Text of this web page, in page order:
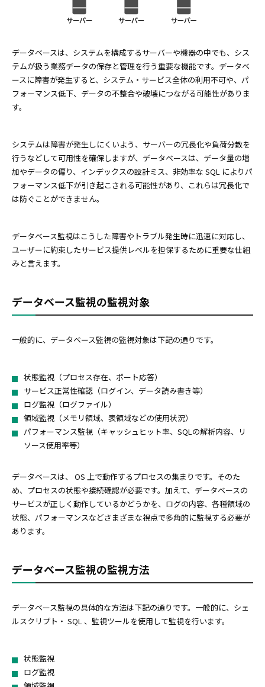
データベースは、システムを構成するサーバーや機器の中でも、シス
テムが扱う業務データの保存と管理を行う重要な機能です。データベ
ースに障害が発生すると、システム・サービス全体の利用不可や、パ
フォーマンス低下、データの不整合や破壊につながる可能性がありま
す。
システムは障害が発生しにくいよう、サーバーの冗長化や負荷分散を
行うなどして可用性を確保しますが、データベースは、データ量の増
加やデータの偏り、インデックスの設計ミス、非効率な SQL によりパ
フォーマンス低下が引き起こされる可能性があり、これらは冗長化で
は防ぐことができません。
データベース監視はこうした障害やトラブル発生時に迅速に対応し、
ユーザーに約束したサービス提供レベルを担保するために重要な仕組
みと言えます。
データベース監視の監視対象
一般的に、データベース監視の監視対象は下記の通りです。
状態監視（プロセス存在、ポート応答）
サービス正常性確認（ログイン、データ読み書き等）
ログ監視（ログファイル）
領域監視（メモリ領域、表領域などの使用状況）
パフォーマンス監視（キャッシュヒット率、SQLの解析内容、リ
ソース使用率等）
データベースは、 OS 上で動作するプロセスの集まりです。そのた
め、プロセスの状態や接続確認が必要です。加えて、データベースの
サービスが正しく動作しているかどうかを、ログの内容、各種領域の
状態、パフォーマンスなどさまざまな視点で多角的に監視する必要が
あります。
データベース監視の監視方法
データベース監視の具体的な方法は下記の通りです。一般的に、シェ
ルスクリプト・ SQL 、監視ツールを使用して監視を行います。
状態監視
ログ監視